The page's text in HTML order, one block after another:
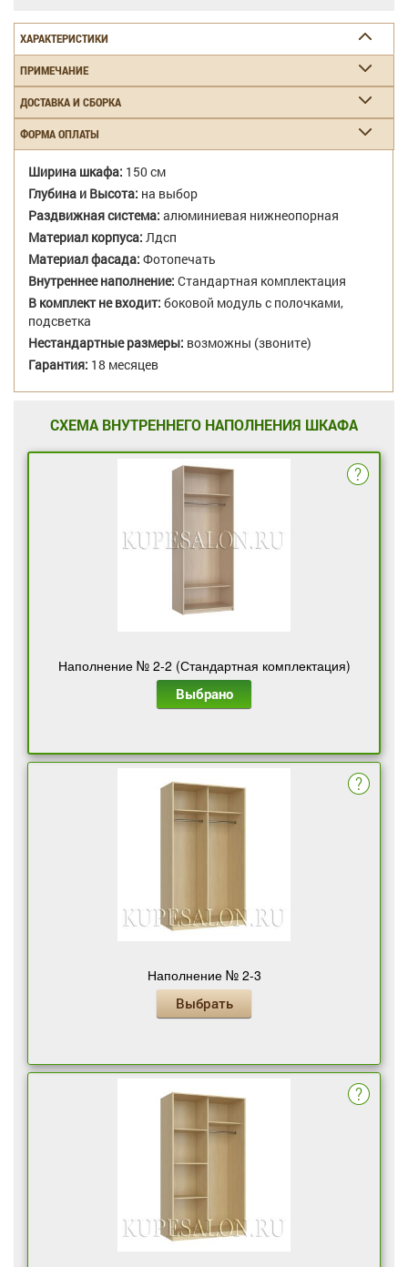
ХАРАКТЕРИСТИКИ
ПРИМЕЧАНИЕ
ДОСТАВКА И СБОРКА
ФОРМА ОПЛАТЫ
Ширина шкафа: 150 см
Глубина и Высота: на выбор
Раздвижная система: алюминиевая нижнеопорная
Материал корпуса: Лдсп
Материал фасада: Фотопечать
Внутреннее наполнение: Стандартная комплектация
В комплект не входит: боковой модуль с полочками,
подсветка
Нестандартные размеры: возможны (звоните)
Гарантия: 18 месяцев
СХЕМА ВНУТРЕННЕГО НАПОЛНЕНИЯ ШКАФА
Наполнение № 2-2 (Стандартная комплектация)
Выбрано
Наполнение № 2-3
Выбрать